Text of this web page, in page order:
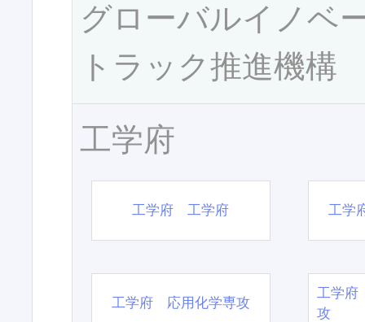
グローバルイノベ
トラック推進機構
工学府
工学府 工学府 工学
工学府 応用化学専攻
工学府
攻